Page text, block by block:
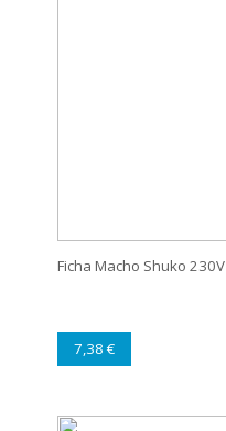
Ficha Macho Shuko 230V
7,38 €